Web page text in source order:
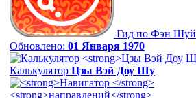
Гид по Фэн Шуй
Обновлено: 01 Января 1970
Калькулятор Цзы Вэй Доу Шу